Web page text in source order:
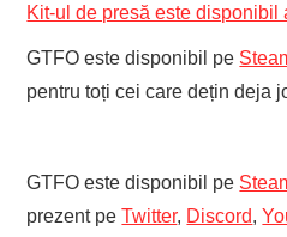
Kit-ul de presă este disponibil
GTFO este disponibil pe
pentru toți cei care dețin deja
GTFO este disponibil pe
prezent peTwitter, Discord,